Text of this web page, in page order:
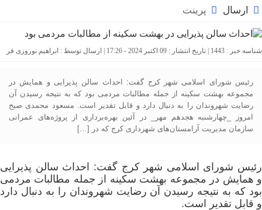
ارسال پرینت
شناسه خبر : 1443 | تاریخ انتشار : 09 اکتبر 2024 - 17:26 | ارسال توسط : ابراهیم نوروزی فر
رئیس شورای اسلامی شهر کرج گفت: احداث سالن پذیرایی و همایش در
مجموعه بهشت سکینه از جمله مطالبات مردمی بود که به نتیجه رسیدن آن
رضایت شهروندان را به دنبال دارد و قابل تقدیر است. مسعود محمدی صبح
امروز _چهارشنبه هجدهم مهر_ در آئین بهره‌برداری از پروژه‌های عمرانی
سازمان مدیریت آرامستان‌های شهرداری کرج که در […]
رئیس شورای اسلامی شهر کرج گفت: احداث سالن پذیرایی
و همایش در مجموعه بهشت سکینه از جمله مطالبات مردمی
بود که به نتیجه رسیدن آن رضایت شهروندان را به دنبال دارد
و قابل تقدیر است.